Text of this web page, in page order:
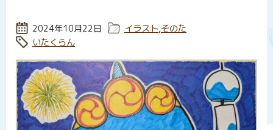
投稿日:
2024年10月22日 カテゴリー:
イラスト,そのた
タグ:
いたくらん